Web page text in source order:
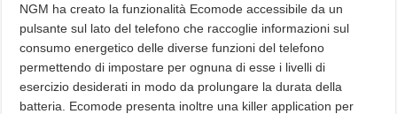
NGM ha creato la funzionalità Ecomode accessibile da un
pulsante sul lato del telefono che raccoglie informazioni sul
consumo energetico delle diverse funzioni del telefono
permettendo di impostare per ognuna di esse i livelli di
esercizio desiderati in modo da prolungare la durata della
batteria. Ecomode presenta inoltre una killer application per